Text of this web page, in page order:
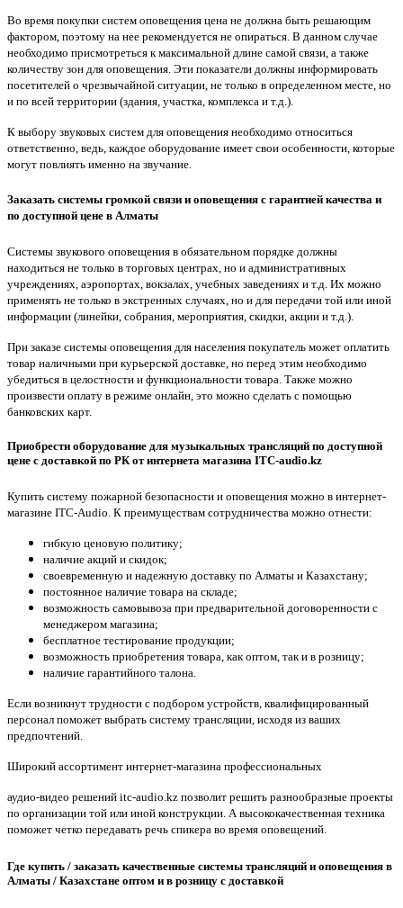
Во время покупки систем оповещения цена не должна быть решающим
фактором, поэтому на нее рекомендуется не опираться. В данном случае
необходимо присмотреться к максимальной длине самой связи, а также
количеству зон для оповещения. Эти показатели должны информировать
посетителей о чрезвычайной ситуации, не только в определенном месте, но
и по всей территории (здания, участка, комплекса и т.д.).
К выбору звуковых систем для оповещения необходимо относиться
ответственно, ведь, каждое оборудование имеет свои особенности, которые
могут повлиять именно на звучание.
Заказать системы громкой связи и оповещения с гарантией качества и
по доступной цене в Алматы
Системы звукового оповещения в обязательном порядке должны
находиться не только в торговых центрах, но и административных
учреждениях, аэропортах, вокзалах, учебных заведениях и т.д. Их можно
применять не только в экстренных случаях, но и для передачи той или иной
информации (линейки, собрания, мероприятия, скидки, акции и т.д.).
При заказе системы оповещения для населения покупатель может оплатить
товар наличными при курьерской доставке, но перед этим необходимо
убедиться в целостности и функциональности товара. Также можно
произвести оплату в режиме онлайн, это можно сделать с помощью
банковских карт.
Приобрести оборудование для музыкальных трансляций по доступной
цене с доставкой по РК от интернета магазина ITC-audio.kz
Купить систему пожарной безопасности и оповещения можно в интернет-
магазине ITC-Audio. К преимуществам сотрудничества можно отнести:
гибкую ценовую политику;
наличие акций и скидок;
своевременную и надежную доставку по Алматы и Казахстану;
постоянное наличие товара на складе;
возможность самовывоза при предварительной договоренности с
менеджером магазина;
бесплатное тестирование продукции;
возможность приобретения товара, как оптом, так и в розницу;
наличие гарантийного талона.
Если возникнут трудности с подбором устройств, квалифицированный
персонал поможет выбрать систему трансляции, исходя из ваших
предпочтений.
Широкий ассортимент интернет-магазина профессиональных
аудио-видео решений itc-audio.kz позволит решить разнообразные проекты
по организации той или иной конструкции. А высококачественная техника
поможет четко передавать речь спикера во время оповещений.
Где купить / заказать качественные системы трансляций и оповещения в
Алматы / Казахстане оптом и в розницу с доставкой